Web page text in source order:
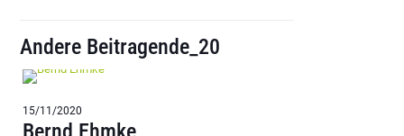
Andere Beitragende_20
15/11/2020